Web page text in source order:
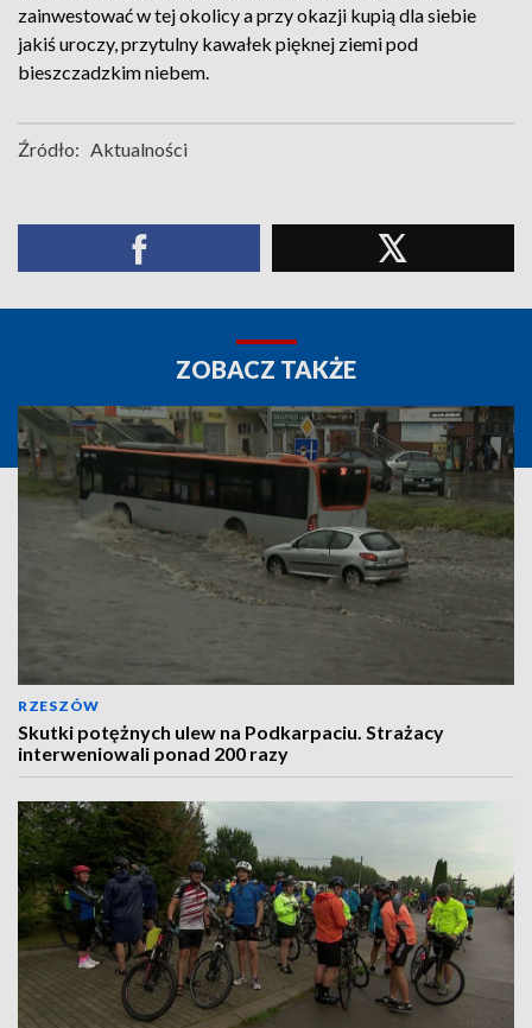
zainwestować w tej okolicy a przy okazji kupią dla siebie
jakiś uroczy, przytulny kawałek pięknej ziemi pod
bieszczadzkim niebem.
Źródło: Aktualności
ZOBACZ TAKŻE
RZESZÓW
Skutki potężnych ulew na Podkarpaciu. Strażacy
interweniowali ponad 200 razy